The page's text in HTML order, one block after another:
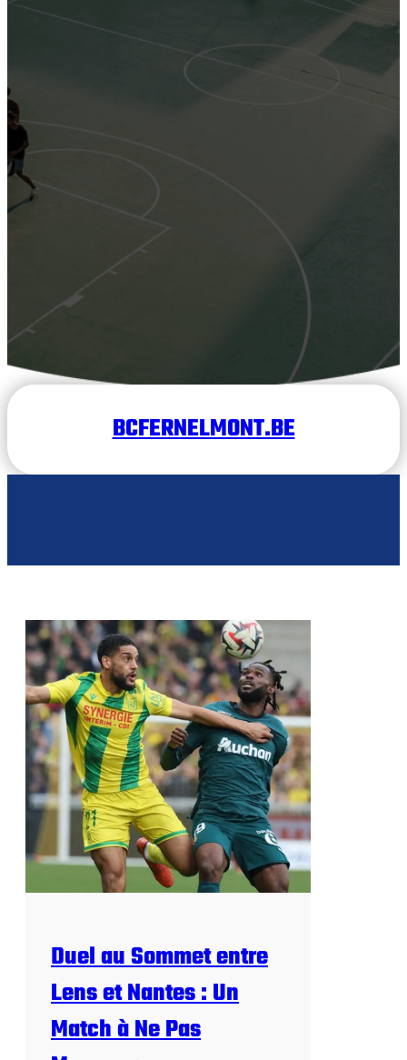
BCFERNELMONT.BE
Duel au Sommet entre
Lens et Nantes : Un
Match à Ne Pas